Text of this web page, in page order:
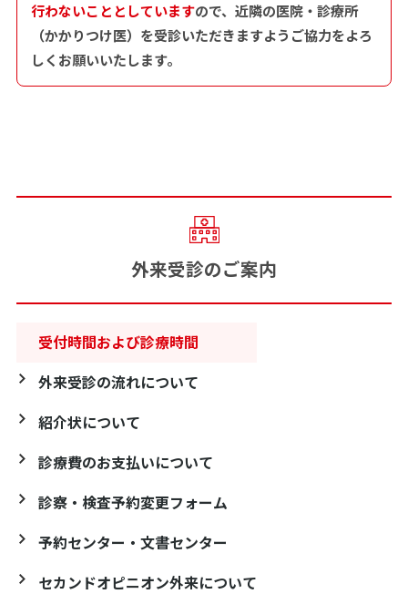
行わないこととしていますので、近隣の医院・診療所
（かかりつけ医）を受診いただきますようご協力をよろ
しくお願いいたします。
外来受診のご案内
受付時間および診療時間
外来受診の流れについて
紹介状について
診療費のお支払いについて
診察・検査予約変更フォーム
予約センター・文書センター
セカンドオピニオン外来について